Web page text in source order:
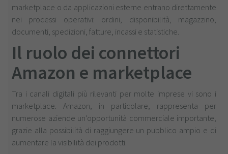
marketplace o da applicazioni esterne entrano direttamente
nei processi operativi: ordini, disponibilità, magazzino,
documenti, spedizioni, fatture, incassi e statistiche.
Il ruolo dei connettori
Amazon e marketplace
Tra i canali digitali più rilevanti per molte imprese vi sono i
marketplace. Amazon, in particolare, rappresenta per
numerose aziende un’opportunità commerciale importante,
grazie alla possibilità di raggiungere un pubblico ampio e di
aumentare la visibilità dei prodotti.